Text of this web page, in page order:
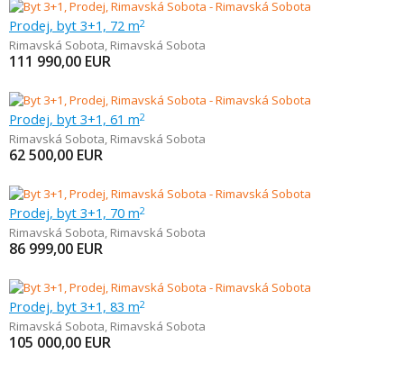
Prodej, byt 3+1, 72 m2
Rimavská Sobota, Rimavská Sobota
111 990,00 EUR
Prodej, byt 3+1, 61 m2
Rimavská Sobota, Rimavská Sobota
62 500,00 EUR
Prodej, byt 3+1, 70 m2
Rimavská Sobota, Rimavská Sobota
86 999,00 EUR
Prodej, byt 3+1, 83 m2
Rimavská Sobota, Rimavská Sobota
105 000,00 EUR